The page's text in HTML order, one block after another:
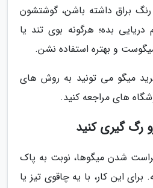
رنگ براق داشته باشن، گوشتشون
بده؛ هرگونه بوی تند یا
و بهتره استفاده نشن.
میگو می تونید به روش های
های مراجعه کنید.
رگ گیری کنید
شدن میگوها، نوبت به پاک
این کار، با یه چاقوی تیز یا